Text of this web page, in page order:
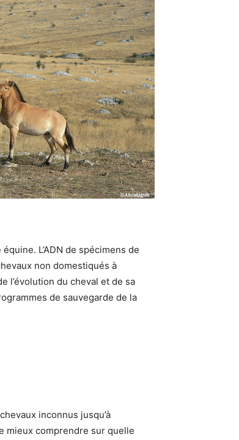
L’ADN de spécimens de
non domestiqués à
l’évolution du cheval et de sa
de sauvegarde de la
inconnus jusqu’à
mieux comprendre sur quelle